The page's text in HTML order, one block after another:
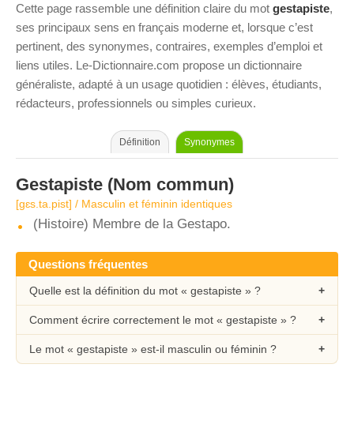
Cette page rassemble une définition claire du mot gestapiste,
ses principaux sens en français moderne et, lorsque c’est
pertinent, des synonymes, contraires, exemples d’emploi et
liens utiles. Le-Dictionnaire.com propose un dictionnaire
généraliste, adapté à un usage quotidien : élèves, étudiants,
rédacteurs, professionnels ou simples curieux.
Définition Synonymes
Gestapiste (Nom commun)
[gɛs.ta.pist] / Masculin et féminin identiques
(Histoire) Membre de la Gestapo.
Questions fréquentes
Quelle est la définition du mot « gestapiste » ?
Comment écrire correctement le mot « gestapiste » ?
Le mot « gestapiste » est-il masculin ou féminin ?